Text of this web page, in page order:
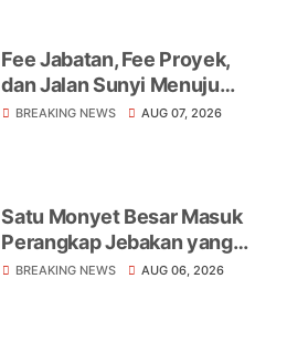
Fee Jabatan, Fee Proyek,
dan Jalan Sunyi Menuju
Operasi Tangkap Tangan
BREAKING NEWS AUG 07, 2026
Satu Monyet Besar Masuk
Perangkap Jebakan yang
Dipasang di Belakang
BREAKING NEWS AUG 06, 2026